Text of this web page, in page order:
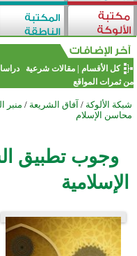
كل الأقسام |مقالات شرعية
من ثمرات المواقع
شبكة الألوكة / آفاق الشريعة / منبر
محاسن الإسلام
وجوب تطبيق
الإسلامية